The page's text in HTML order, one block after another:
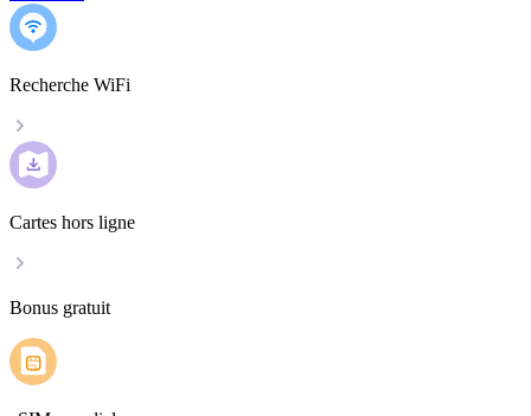
Recherche WiFi
Cartes hors ligne
Bonus gratuit